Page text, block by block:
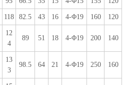
118 82.5 43 16 4-Φ19 160 120
12
4
89 51 18 4-Φ19 200 140
13
3
98.5 64 21 4-Φ19 250 160